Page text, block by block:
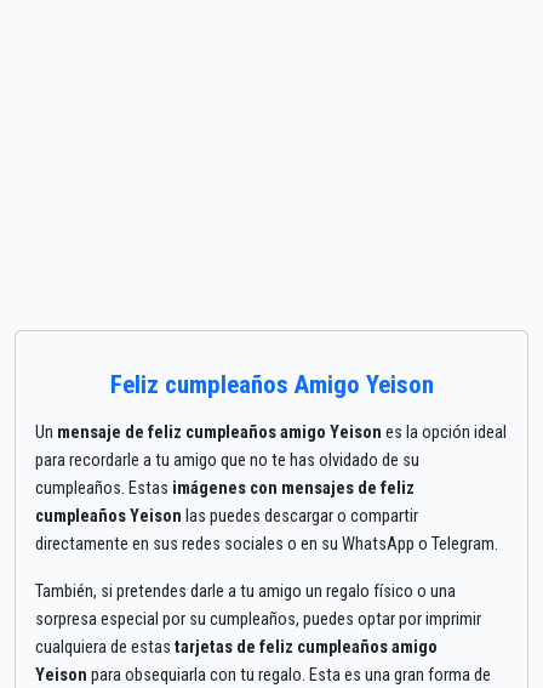
Feliz cumpleaños Amigo Yeison
Un mensaje de feliz cumpleaños amigo Yeison es la opción ideal
para recordarle a tu amigo que no te has olvidado de su
cumpleaños. Estas imágenes con mensajes de feliz
cumpleaños Yeison las puedes descargar o compartir
directamente en sus redes sociales o en su WhatsApp o Telegram.
También, si pretendes darle a tu amigo un regalo físico o una
sorpresa especial por su cumpleaños, puedes optar por imprimir
cualquiera de estas tarjetas de feliz cumpleaños amigo
Yeison para obsequiarla con tu regalo. Esta es una gran forma de